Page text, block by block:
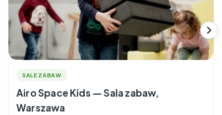
SALE ZABAW
Airo Space Kids — Sala zabaw,
Warszawa